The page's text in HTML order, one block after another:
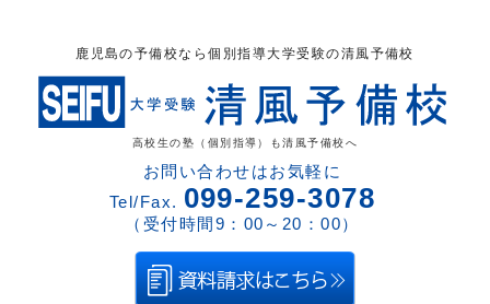
鹿児島の予備校なら個別指導大学受験の清風予備校
高校生の塾（個別指導）も清風予備校へ
お問い合わせはお気軽に
Tel/Fax. 099-259-3078
（受付時間9：00～20：00）